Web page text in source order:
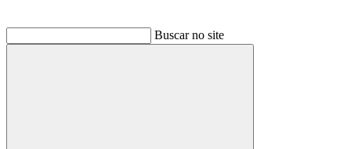
Buscar no site